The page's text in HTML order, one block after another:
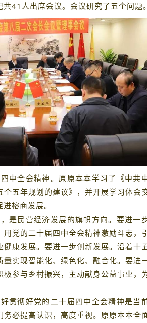
41人出席会议。会议研究了五个问题。
中全会精神。原原本本学习了《中共
五年规划的建议》，并开展学习体会
榕商发展。
是民营经济发展的旗帜方向。要进一
党的二十届四中全会精神激励斗志，
康发展。要进一步创新发展。沿着十
实现智能化、绿色化、融合化。要进
参与乡村振兴，主动献身公益事业，
贯彻好党的二十届四中全会精神是当
必提高认识，高度重视。原原本本全面